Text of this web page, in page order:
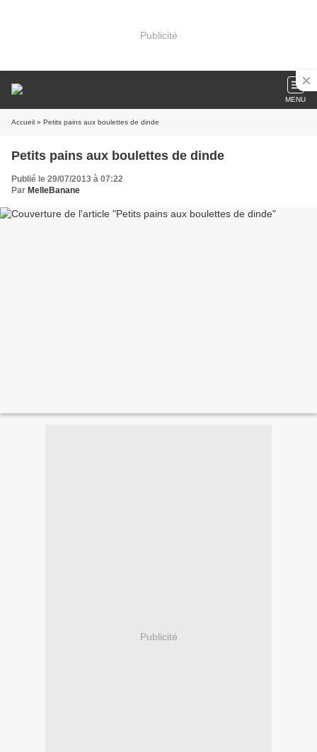
Publicité
MENU
Accueil » Petits pains aux boulettes de dinde
Petits pains aux boulettes de dinde
Publié le 29/07/2013 à 07:22
Par MelleBanane
Publicité